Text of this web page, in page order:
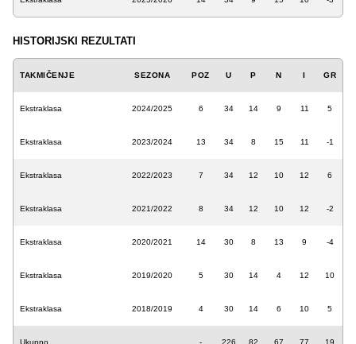
HISTORIJSKI REZULTATI
TAKMIČENJE SEZONA POZ U P N I GR
Ekstraklasa 2024/2025 6 34 14 9 11 5
Ekstraklasa 2023/2024 13 34 8 15 11 -1
Ekstraklasa 2022/2023 7 34 12 10 12 6
Ekstraklasa 2021/2022 8 34 12 10 12 -2
Ekstraklasa 2020/2021 14 30 8 13 9 -4
Ekstraklasa 2019/2020 5 30 14 4 12 10
Ekstraklasa 2018/2019 4 30 14 6 10 5
Ukupno - 226 82 67 77 19